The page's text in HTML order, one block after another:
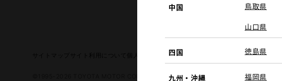
中国 鳥取県
山口県
四国 徳島県
九州・沖縄 福岡県
サイト利用について 個人情報の取扱いについて TOYOTAアカウント利用規約
©1995-2026 TOYOTA MOTOR CORPORATION. ALL RIGHTS RESERVED.